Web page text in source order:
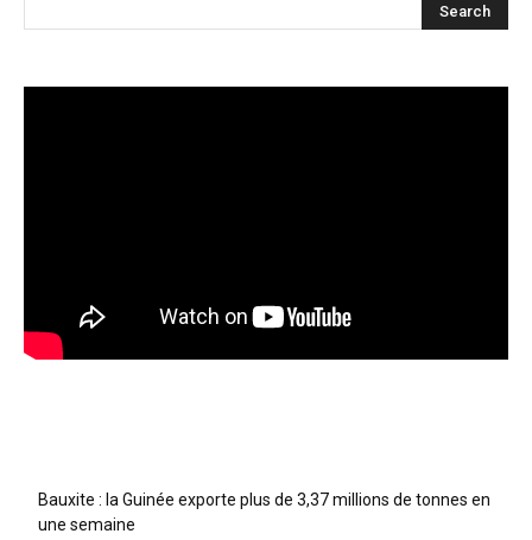
Bauxite : la Guinée exporte plus de 3,37 millions de tonnes en
une semaine